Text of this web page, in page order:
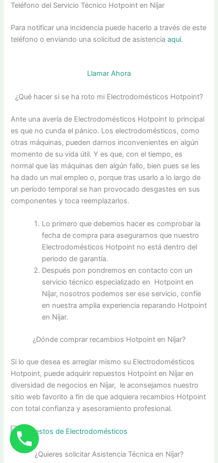
Teléfono del Servicio Técnico Hotpoint en Níjar
Para notificar una incidencia puede hacerlo a través de este
teléfono o enviando una solicitud de asistenciaaquí.
Llamar Ahora
¿Qué hacer si se ha roto mi Electrodomésticos Hotpoint?
Ante una avería de Electrodomésticos Hotpoint lo principal
es que no cunda el pánico. Los electrodomésticos, como
otras máquinas, pueden darnos inconvenientes en algún
momento de su vida útil. Y es que, con el tiempo, es
normal que las máquinas den algún fallo, bien pues se les
ha dado un mal empleo o, porque tras usarlo a lo largo de
un período temporal se han provocado desgastes en sus
componentes y toca reemplazarlos.
Lo primero que debemos hacer es comprobar la
fecha de compra para asegurarnos que nuestro
Electrodomésticos Hotpoint no está dentro del
periodo de garantía.
Después pon pondremos en contacto con un
servicio técnico especializado en Hotpoint en
Níjar, nosotros podemos ser ese servicio, confíe
en nuestra amplia experiencia reparando Hotpoint
en Níjar.
¿Dónde comprar recambios Hotpoint en Níjar?
Si lo que desea es arreglar mismo su Electrodomésticos
Hotpoint, puede adquirir repuestos Hotpoint en Níjar en
diversidad de negocios en Níjar, le aconsejamos nuestro
sitio web favorito a fin de que adquiera recambios Hotpoint
con total confianza y asesoramiento profesional.
¿Quieres solicitar Asistencia Técnica en Níjar?